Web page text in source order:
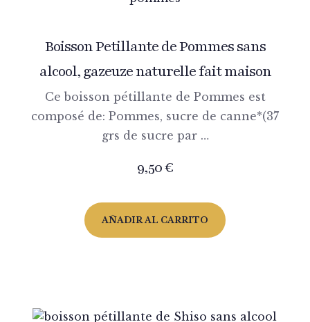
Boisson Petillante de Pommes sans
alcool, gazeuze naturelle fait maison
Ce boisson pétillante de Pommes est
composé de: Pommes, sucre de canne*(37
grs de sucre par …
9,50€
AÑADIR AL CARRITO